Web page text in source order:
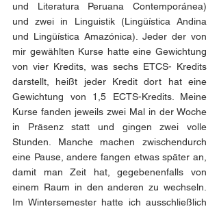
und Literatura Peruana Contemporánea)
und zwei in Linguistik (Lingüística Andina
und Lingüística Amazónica). Jeder der von
mir gewählten Kurse hatte eine Gewichtung
von vier Kredits, was sechs ETCS- Kredits
darstellt, heißt jeder Kredit dort hat eine
Gewichtung von 1,5 ECTS-Kredits. Meine
Kurse fanden jeweils zwei Mal in der Woche
in Präsenz statt und gingen zwei volle
Stunden. Manche machen zwischendurch
eine Pause, andere fangen etwas später an,
damit man Zeit hat, gegebenenfalls von
einem Raum in den anderen zu wechseln.
Im Wintersemester hatte ich ausschließlich